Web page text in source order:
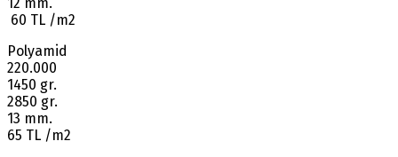
60 TL /m2
Polyamid
220.000
1450 gr.
2850 gr.
13 mm.
65 TL /m2